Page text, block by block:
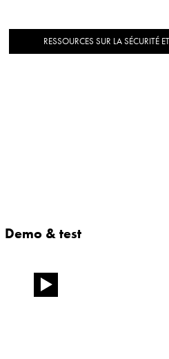
RESSOURCES SUR LA SÉCURITÉ
Demo & test